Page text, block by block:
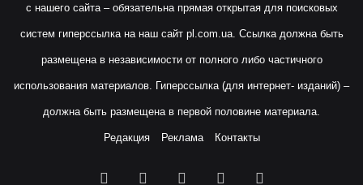
с нашего сайта – обязательна прямая открытая для поисковых
систем гиперссылка на наш сайт pl.com.ua. Ссылка должна быть
размещена в независимости от полного либо частичного
использования материалов. Гиперссылка (для интернет- изданий) –
должна быть размещена в первой половине материала.
Редакция Реклама Контакты
Facebook YouTubeInstagram